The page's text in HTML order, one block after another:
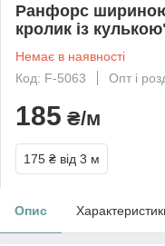
Ранфорс
кролик із
Немає в наявності
Код: F-5063
Опт і
185 ₴/м
175 ₴ від 3 м
Опис